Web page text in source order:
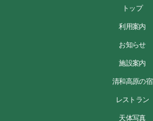
トップ
利用案内
お知らせ
施設案内
清和高原の宿
レストラン
天体写真